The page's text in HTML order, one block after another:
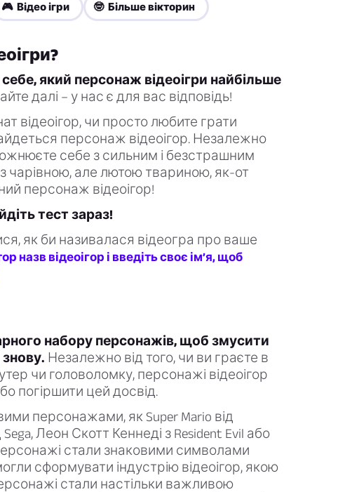
🎮 Відео ігри 🤓 Більше вікторин
який персонаж відеоігри найбільше
далі – у нас є для вас відповідь!
відеоігор, чи просто любите грати
персонаж відеоігор. Незалежно
себе з сильним і безстрашним
чарівною, але лютою твариною, як-от
персонаж відеоігор!
тест зараз!
як би називалася відеогра про ваше
назв відеоігор і введіть своє ім’я, щоб
набору персонажів, щоб змусити
знову. Незалежно від того, чи ви граєте в
чи головоломку, персонажі відеоігор
погіршити цей досвід.
персонажами, як Super Mario від
Sega, Леон Скотт Кеннеді з Resident Evil або
стали знаковими символами
сформувати індустрію відеоігор, якою
стали настільки важливою